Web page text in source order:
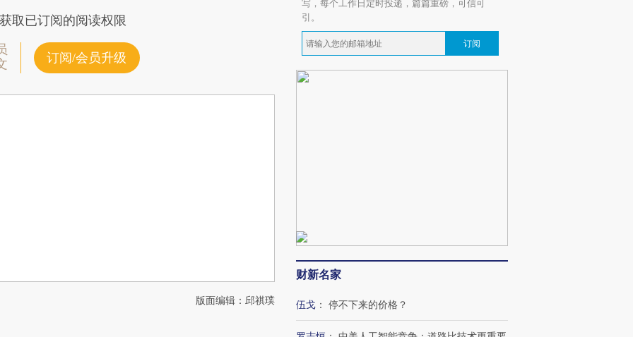
取已订阅的阅读权限
订阅/会员升级
版面编辑：邱祺璞
写，每个工作日定时投递，篇篇重磅，可信可
引。
订阅
财新名家
伍戈 ： 停不下来的价格？